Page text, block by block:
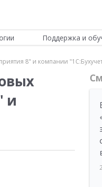
Поддержка и
8" и компании
и